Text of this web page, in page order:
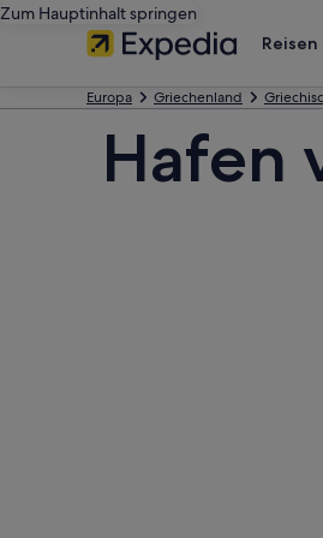
Zum Hauptinhalt springen
Europa Griechenland
Hafen